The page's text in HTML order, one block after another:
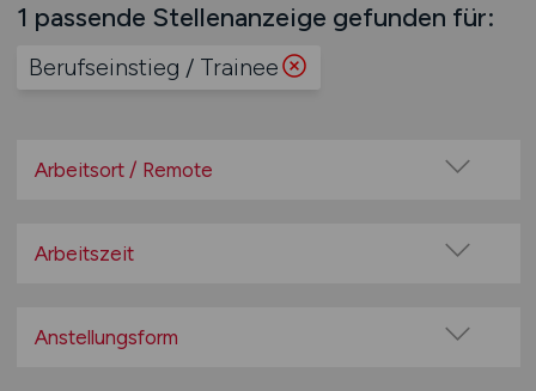
1 passende Stellenanzeige gefunden für:
Berufseinstieg / Trainee
Arbeitsort / Remote
Home-Office möglich / Hybrid
Remote aus dem Ausland möglich
Arbeitszeit
Teilzeit
Anstellungsform